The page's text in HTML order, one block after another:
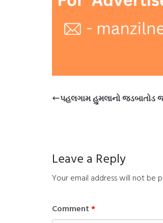
પહલગામ હુમલાનો જડબાતોડ
Leave a Reply
Your email address will not be
Comment *